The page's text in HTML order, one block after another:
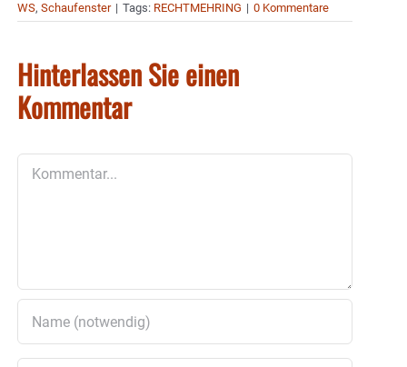
WS, Schaufenster | Tags: RECHTMEHRING | 0 Kommentare
Hinterlassen Sie einen
Kommentar